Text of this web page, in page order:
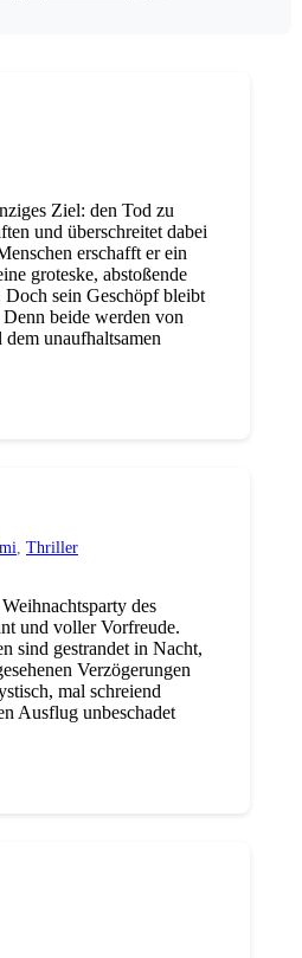
Ziel: den Tod zu
und überschreitet dabei
erschafft er ein
groteske, abstoßende
sein Geschöpf bleibt
beide werden von
unaufhaltsamen
Thriller
des
und voller Vorfreude.
sind gestrandet in Nacht,
Verzögerungen
mal schreiend
Ausflug unbeschadet